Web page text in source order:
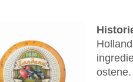
ostene.